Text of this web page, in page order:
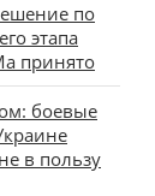
по
этапа
принято
боевые
в пользу